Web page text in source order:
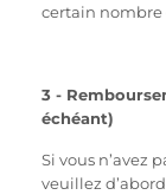
certain nombre
3 -
échéant)
Si vous n’avez
veuillez